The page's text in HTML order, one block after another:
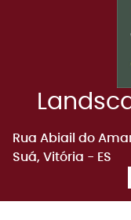
Rua Abiail do
Suá, Vitória - ES